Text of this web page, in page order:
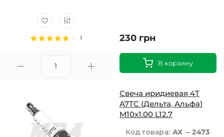
1 230 грн
В корзину
Свеча иридиевая 4T
A7TC (Дельта, Альфа)
M10x1.00 L12.7
Код товара: АХ -- 2473